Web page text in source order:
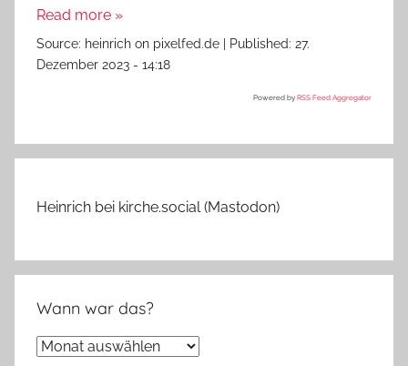
Read more »
Source: heinrich on pixelfed.de Published: 27.
Dezember 2023 - 14:18
Powered by RSS Feed Aggregator
Heinrich bei kirche.social (Mastodon)
Wann war das?
Wann